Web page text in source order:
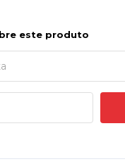
este produto